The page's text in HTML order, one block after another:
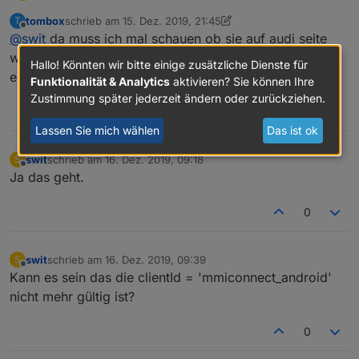
{
"error": "invalid_client",
}
T
Offline
tomboxschrieb am 15. Dez. 2019, 21:45
zuletzt editiert von tombox
@swit da muss ich mal schauen ob sie auf audi seite
was geändert haben
einloggen bei myaudi app geht?
S
Offline
switschrieb am16. Dez. 2019, 09:18
zuletzt editiert von
Ja das geht.
0
S switschrieb am 16. Dez. 2019, 09:39
zuletzt editiert von
Kann es sein das die clientId = 'mmiconnect_android'
nicht mehr gültig ist?
0
Hallo! Könnten wir bitte einige zusätzliche Dienste für
Funktionalität & Analytics aktivieren? Sie können Ihre
Zustimmung später jederzeit ändern oder zurückziehen.
Lassen Sie mich wählen Das ist ok